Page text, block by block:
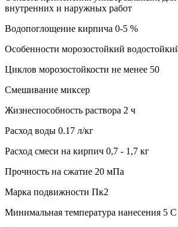
внутренних и наружных работ
Водопоглощение кирпича 0-5 %
Особенности морозостойкий
Циклов морозостойкости не менее 50
Смешивание миксер
Жизнеспособность раствора 2 ч
Расход воды 0.17 л/кг
Расход смеси на кирпич 0,7 - 1,7 кг
Прочность на сжатие 20 мПа
Марка подвижности Пк2
Минимальная температура нанесения 5 C